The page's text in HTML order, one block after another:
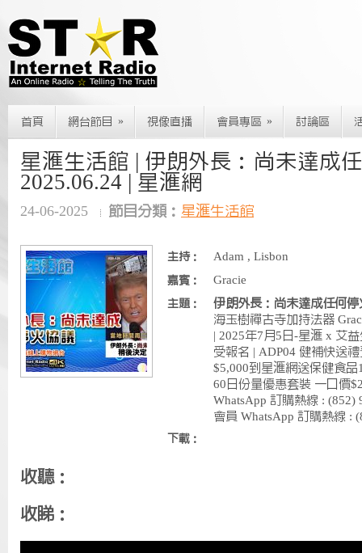
首頁 網台節目 » 視像直播 會員專區 » 討論區
星滙生活館 | 伊朗外長：尚未達成
2025.06.24 | 星滙網
24-06-2025 節目分類： 星滙生活館
主持： Adam , Lisbon
嘉賓： Gracie
主題：
伊朗外長：尚未達成任何停
海玉樹禪古寺加持法器
| 2025年7月5日-星滙 x 艾
受報名 | ADP04 健補快送
$5,000到星滙網送保健食
60日份量優惠套裝 一口價
WhatsApp 訂購熱線 : (852)
會員 WhatsApp 訂購熱線 :
下載：
收聽：
收睇：